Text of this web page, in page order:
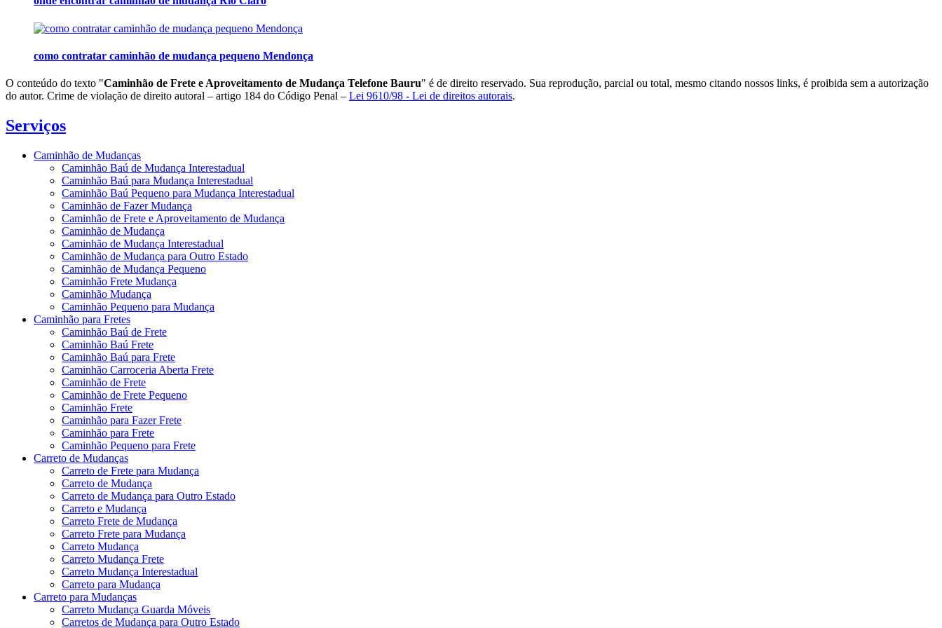
como contratar caminhão de mudança pequeno Mendonça
O conteúdo do texto "Caminhão de Frete e Aproveitamento de Mudança Telefone Bauru" é de direito reservado. Sua reprodução, parcial ou total, mesmo citando nossos links, é proibida sem a autorização
do autor. Crime de violação de direito autoral – artigo 184 do Código Penal – Lei 9610/98 - Lei de direitos autorais.
Serviços
Caminhão de Mudanças
Caminhão Baú de Mudança Interestadual
Caminhão Baú para Mudança Interestadual
Caminhão Baú Pequeno para Mudança Interestadual
Caminhão de Fazer Mudança
Caminhão de Frete e Aproveitamento de Mudança
Caminhão de Mudança
Caminhão de Mudança Interestadual
Caminhão de Mudança para Outro Estado
Caminhão de Mudança Pequeno
Caminhão Frete Mudança
Caminhão Mudança
Caminhão Pequeno para Mudança
Caminhão para Fretes
Caminhão Baú de Frete
Caminhão Baú Frete
Caminhão Baú para Frete
Caminhão Carroceria Aberta Frete
Caminhão de Frete
Caminhão de Frete Pequeno
Caminhão Frete
Caminhão para Fazer Frete
Caminhão para Frete
Caminhão Pequeno para Frete
Carreto de Mudanças
Carreto de Frete para Mudança
Carreto de Mudança
Carreto de Mudança para Outro Estado
Carreto e Mudança
Carreto Frete de Mudança
Carreto Frete para Mudança
Carreto Mudança
Carreto Mudança Frete
Carreto Mudança Interestadual
Carreto para Mudança
Carreto para Mudanças
Carreto Mudança Guarda Móveis
Carretos de Mudança para Outro Estado